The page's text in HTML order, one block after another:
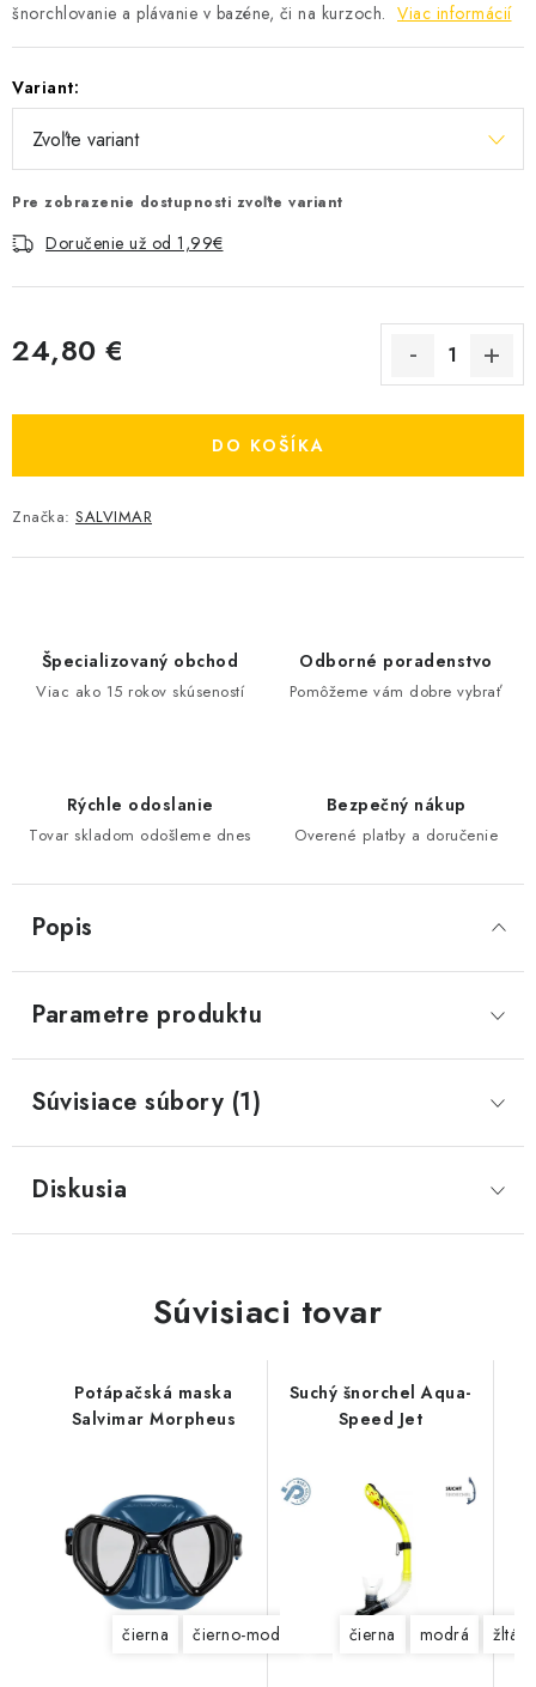
šnorchlovanie a plávanie v bazéne, či na kurzoch. Viac informácií
Variant:
Pre zobrazenie dostupnosti zvoľte variant
Doručenie už od 1,99€
24,80 €
DO KOŠÍKA
Značka: SALVIMAR
Špecializovaný obchod
Viac ako 15 rokov skúseností
Odborné poradenstvo
Pomôžeme vám dobre vybrať
Rýchle odoslanie
Tovar skladom odošleme dnes
Bezpečný nákup
Overené platby a doručenie
Popis
Parametre produktu
Súvisiace súbory (1)
Diskusia
Súvisiaci tovar
Potápačská maska
Salvimar Morpheus
čierna čierno-modrá čierno-čierna čierno-žltá
Suchý šnorchel Aqua-
Speed Jet
čierna modrá žltá